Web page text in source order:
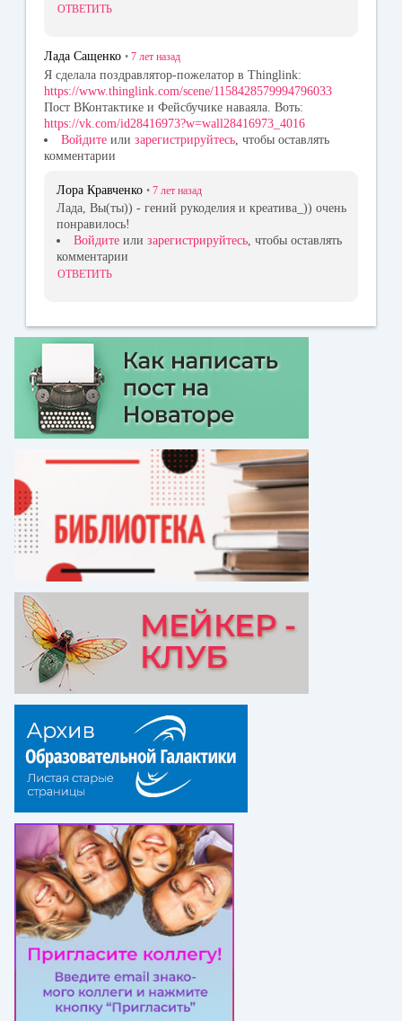
ОТВЕТИТЬ
Лада Сащенко • 7 лет назад
Я сделала поздравлятор-пожелатор в Thinglink:
https://www.thinglink.com/scene/1158428579994796033
Пост ВКонтактике и Фейсбучике наваяла. Воть:
https://vk.com/id28416973?w=wall28416973_4016
Войдите или зарегистрируйтесь , чтобы оставлять
комментарии
Лора Кравченко • 7 лет назад
Лада, Вы(ты)) - гений рукоделия и креатива_)) очень
понравилось!
Войдите или зарегистрируйтесь, чтобы оставлять
комментарии
ОТВЕТИТЬ